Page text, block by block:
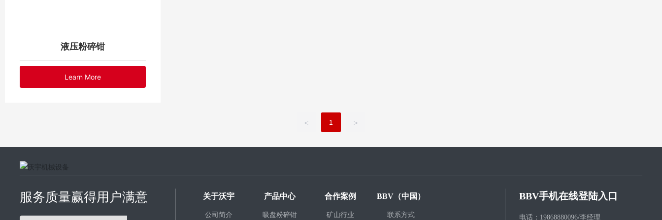
液压粉碎钳
Learn More
< 1 >
服务质量赢得用户满意 关于沃宇
公司简介
产品中心
吸盘粉碎钳
合作案例
矿山行业
BBV（中国）
联系方式
BBV手机在线登陆入口
电话： 19868880096/李经理